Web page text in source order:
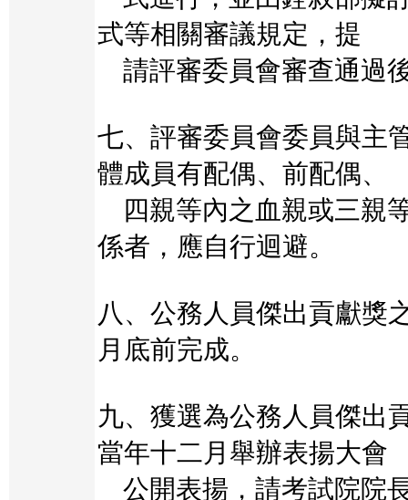
式等相關審議規定，提
請評審委員會審查通過
七、評審委員會委員與主
體成員有配偶、前配偶、
四親等內之血親或三親
係者，應自行迴避。
八、公務人員傑出貢獻獎
月底前完成。
九、獲選為公務人員傑出
當年十二月舉辦表揚大會
公開表揚，請考試院院